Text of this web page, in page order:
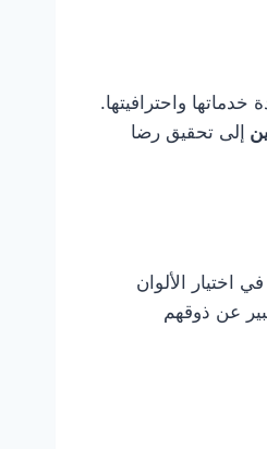
واحترافيتها.
إلى تحقيق رضا
اختيار الألوان
عن ذوقهم